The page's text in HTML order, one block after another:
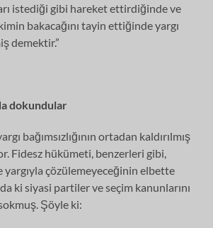
istediği gibi hareket ettirdiğinde ve
bakacağını tayin ettiğinde yargı
demektir.”
dokundular
bağımsızlığının ortadan kaldırılmış
Fidesz hükümeti, benzerleri gibi,
yargıyla çözülemeyeceğinin elbette
ki siyasi partiler ve seçim kanunlarını
Şöyle ki: